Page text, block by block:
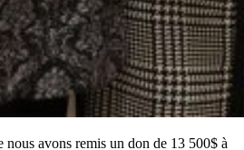
nous avons remis un don de 13 500$ à